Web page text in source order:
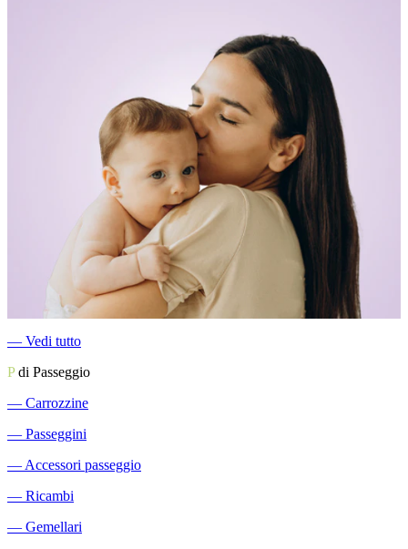
― Vedi tutto
Pdi Passeggio
― Carrozzine
― Passeggini
― Accessori passeggio
― Ricambi
― Gemellari